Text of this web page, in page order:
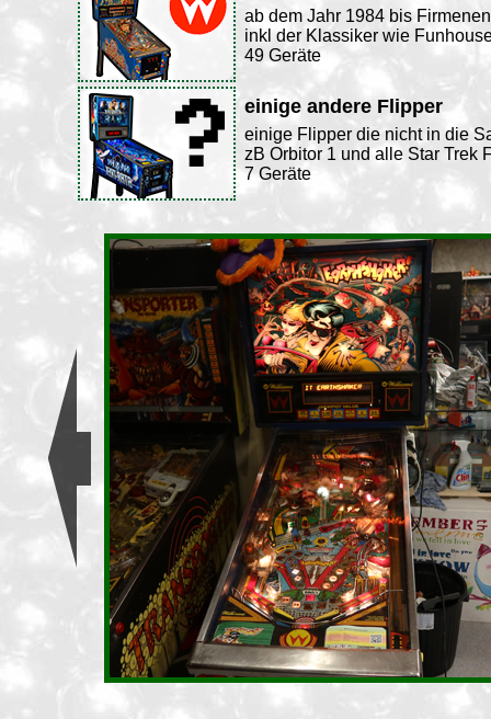
ab dem Jahr 1984 bis
inkl der Klassiker wie
49 Geräte
einige andere Flipper
einige Flipper die nicht in die
zB Orbitor 1 und alle Star Trek
7 Geräte